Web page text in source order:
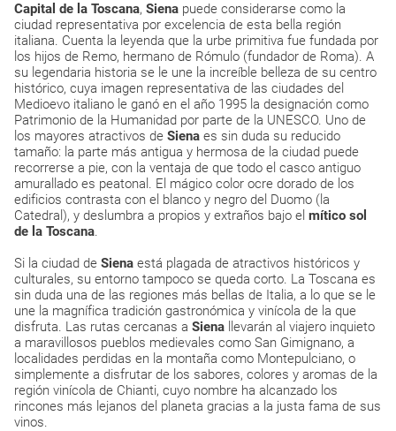
Capital de la Toscana, Siena puede considerarse como la
ciudad representativa por excelencia de esta bella región
italiana. Cuenta la leyenda que la urbe primitiva fue fundada por
los hijos de Remo, hermano de Rómulo (fundador de Roma). A
su legendaria historia se le une la increíble belleza de su centro
histórico, cuya imagen representativa de las ciudades del
Medioevo italiano le ganó en el año 1995 la designación como
Patrimonio de la Humanidad por parte de la UNESCO. Uno de
los mayores atractivos de Siena es sin duda su reducido
tamaño: la parte más antigua y hermosa de la ciudad puede
recorrerse a pie, con la ventaja de que todo el casco antiguo
amurallado es peatonal. El mágico color ocre dorado de los
edificios contrasta con el blanco y negro del Duomo (la
Catedral), y deslumbra a propios y extraños bajo el mítico sol
de la Toscana.
Si la ciudad de Siena está plagada de atractivos históricos y
culturales, su entorno tampoco se queda corto. La Toscana es
sin duda una de las regiones más bellas de Italia, a lo que se le
une la magnífica tradición gastronómica y vinícola de la que
disfruta. Las rutas cercanas a Siena llevarán al viajero inquieto
a maravillosos pueblos medievales como San Gimignano, a
localidades perdidas en la montaña como Montepulciano, o
simplemente a disfrutar de los sabores, colores y aromas de la
región vinícola de Chianti, cuyo nombre ha alcanzado los
rincones más lejanos del planeta gracias a la justa fama de sus
vinos.